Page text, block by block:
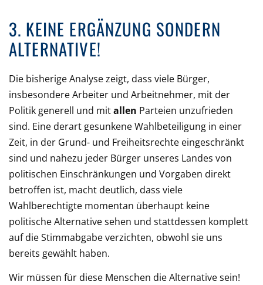
3. KEINE ERGÄNZUNG SONDERN
ALTERNATIVE!
Die bisherige Analyse zeigt, dass viele Bürger,
insbesondere Arbeiter und Arbeitnehmer, mit der
Politik generell und mitallen Parteien unzufrieden
sind. Eine derart gesunkene Wahlbeteiligung in einer
Zeit, in der Grund- und Freiheitsrechte eingeschränkt
sind und nahezu jeder Bürger unseres Landes von
politischen Einschränkungen und Vorgaben direkt
betroffen ist, macht deutlich, dass viele
Wahlberechtigte momentan überhaupt keine
politische Alternative sehen und stattdessen komplett
auf die Stimmabgabe verzichten, obwohl sie uns
bereits gewählt haben.
Wir müssen für diese Menschen die Alternative sein!